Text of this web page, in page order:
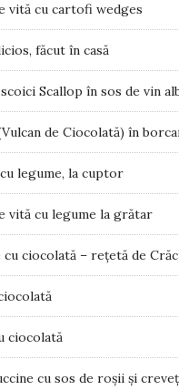
vită cu cartofi wedges
făcut în casă
Scallop în sos de vin
de Ciocolată) în
legume, la cuptor
vită cu legume la grătar
ciocolată – rețetă de
ciocolată
cu sos de roșii și